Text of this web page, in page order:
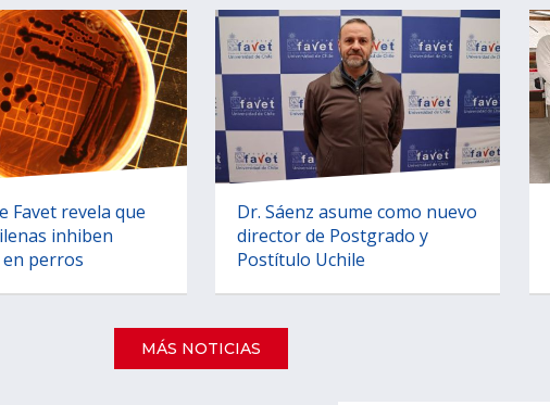
Favet revela que
inhiben
perros
Dr. Sáenz asume como nuevo
director de Postgrado y
Postítulo Uchile
MÁS NOTICIAS